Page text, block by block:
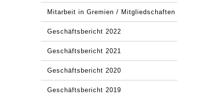
Mitarbeit in Gremien / Mitgliedschaften
Geschäftsbericht 2022
Geschäftsbericht 2021
Geschäftsbericht 2020
Geschäftsbericht 2019